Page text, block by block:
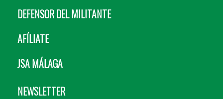
DEFENSOR DEL MILITANTE
AFÍLIATE
JSA MÁLAGA
NEWSLETTER